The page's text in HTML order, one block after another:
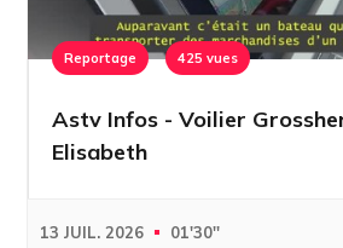
Reportage 425 vues
Astv Infos - Voilier
Elisabeth
13 JUIL. 2026 01'30''